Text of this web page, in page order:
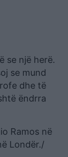
se një herë.
se mund
dhe të
ëndrra
Ramos në
Londër./